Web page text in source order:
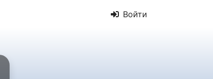
Войти